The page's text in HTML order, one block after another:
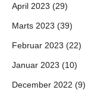
April 2023 (29)
Marts 2023 (39)
Februar 2023 (22)
Januar 2023 (10)
December 2022 (9)